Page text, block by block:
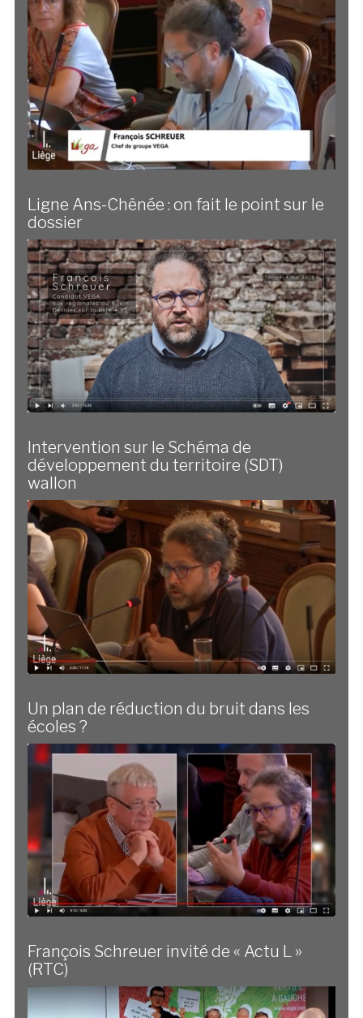
Ligne Ans-Chênée : on fait le point sur le
dossier
Intervention sur le Schéma de
développement du territoire (SDT)
wallon
Un plan de réduction du bruit dans les
écoles ?
François Schreuer invité de « Actu L »
(RTC)